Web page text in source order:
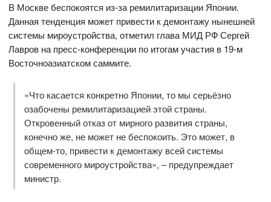
В Москве беспокоятся из-за ремилитаризации Японии.
Данная тенденция может привести к демонтажу нынешней
системы мироустройства, отметил глава МИД РФ Сергей
Лавров на пресс-конференции по итогам участия в 19-м
Восточноазиатском саммите.
«Что касается конкретно Японии, то мы серьёзно
озабочены ремилитаризацией этой страны.
Откровенный отказ от мирного развития страны,
конечно же, не может не беспокоить. Это может, в
общем-то, привести к демонтажу всей системы
современного мироустройства», – предупреждает
министр.